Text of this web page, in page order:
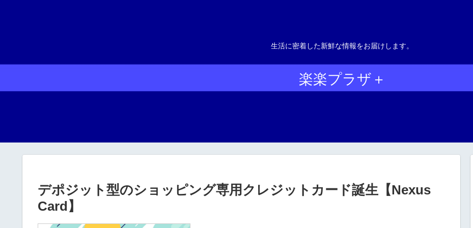
生活に密着した新鮮な情報をお届けします。
楽楽プラザ＋
デポジット型のショッピング専用クレジットカード誕生【Nexus
Card】